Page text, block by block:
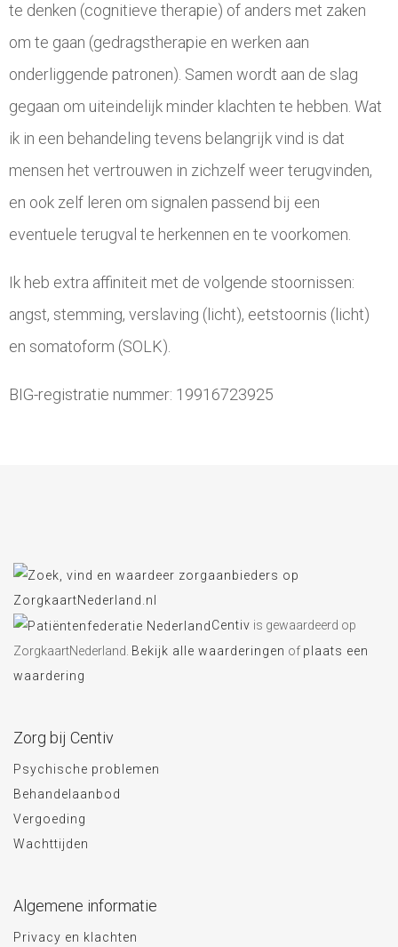
te denken (cognitieve therapie) of anders met zaken
om te gaan (gedragstherapie en werken aan
onderliggende patronen). Samen wordt aan de slag
gegaan om uiteindelijk minder klachten te hebben. Wat
ik in een behandeling tevens belangrijk vind is dat
mensen het vertrouwen in zichzelf weer terugvinden,
en ook zelf leren om signalen passend bij een
eventuele terugval te herkennen en te voorkomen.
Ik heb extra affiniteit met de volgende stoornissen:
angst, stemming, verslaving (licht), eetstoornis (licht)
en somatoform (SOLK).
BIG-registratie nummer: 19916723925
Centiv is gewaardeerd op
ZorgkaartNederland. Bekijk alle waarderingen of plaats een
waardering
Zorg bij Centiv
Psychische problemen
Behandelaanbod
Vergoeding
Wachttijden
Algemene informatie
Privacy en klachten